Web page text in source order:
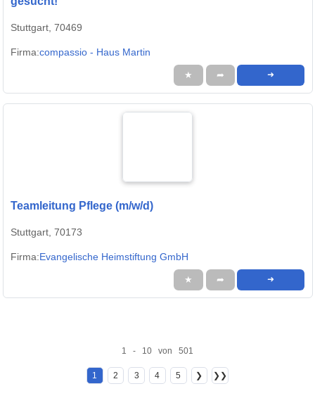
Stuttgart, 70469
Firma:compassio - Haus Martin
★ ➦ ➜
Teamleitung Pflege (m/w/d)
Stuttgart, 70173
Firma:Evangelische Heimstiftung GmbH
★ ➦ ➜
1 - 10 von 501
1 2 3 4 5 ❯ ❯❯